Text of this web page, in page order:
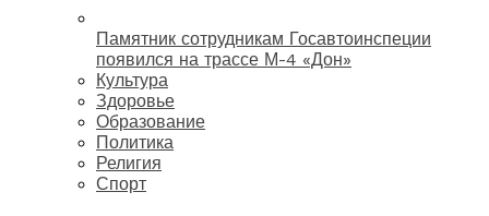
Памятник сотрудникам Госавтоинспеции
появился на трассе М-4 «Дон»
Культура
Здоровье
Образование
Политика
Религия
Спорт